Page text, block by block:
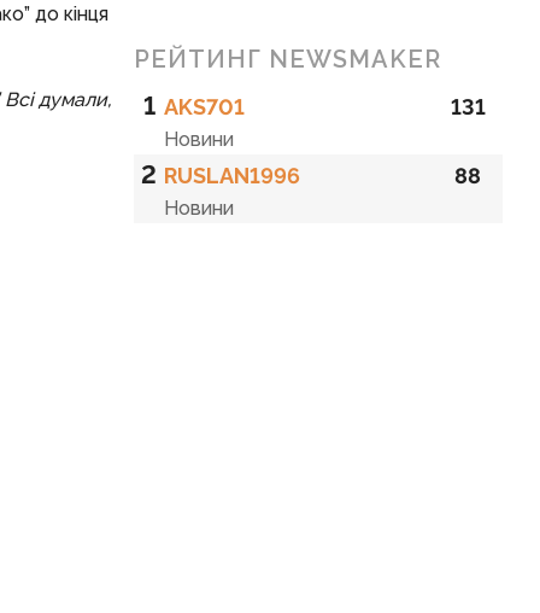
до кінця
думали,
РЕЙТИНГ NEWSMAKER
1 AKS701
Новини
131
2 RUSLAN1996
Новини
88